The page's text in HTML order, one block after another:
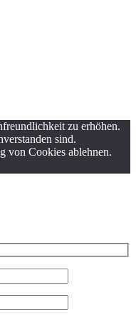
zu erhöhen.
sind.
von Cookies ablehnen.